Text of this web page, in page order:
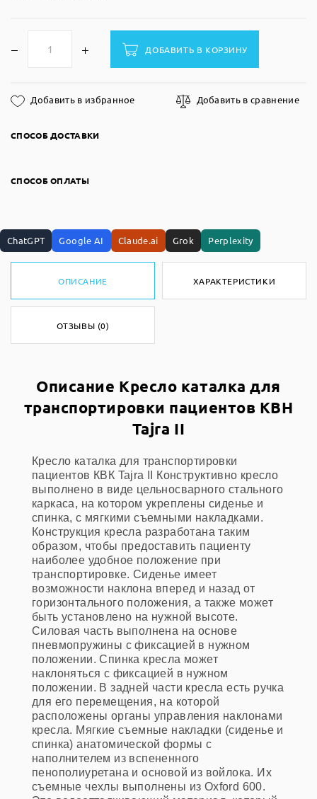
ДОБАВИТЬ В КОРЗИНУ
Добавить в избранное Добавить в сравнение
СПОСОБ ДОСТАВКИ
СПОСОБ ОПЛАТЫ
ChatGPT Google AI Claude.ai Grok Perplexity
ОПИСАНИЕ ХАРАКТЕРИСТИКИ
ОТЗЫВЫ (0)
Описание Кресло каталка для
транспортировки пациентов КВН
Tajra II
Кресло каталка для транспортировки
пациентов КВК Tajra II Конструктивно кресло
выполнено в виде цельносварного стального
каркаса, на котором укреплены сиденье и
спинка, с мягкими съемными накладками.
Конструкция кресла разработана таким
образом, чтобы предоставить пациенту
наиболее удобное положение при
транспортировке. Сиденье имеет
возможности наклона вперед и назад от
горизонтального положения, а также может
быть установлено на нужной высоте.
Силовая часть выполнена на основе
пневмопружины с фиксацией в нужном
положении. Спинка кресла может
наклоняться с фиксацией в нужном
положении. В задней части кресла есть ручка
для его перемещения, на которой
расположены органы управления наклонами
кресла. Мягкие съемные накладки (сиденье и
спинка) анатомической формы с
наполнителем из вспененного
пенополиуретана и основой из войлока. Их
съемные чехлы выполнены из Oxford 600.